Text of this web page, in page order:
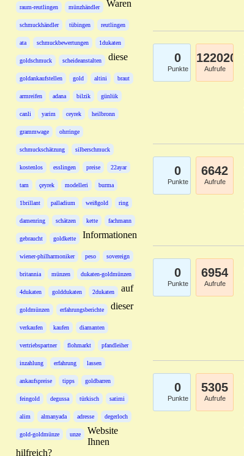
raum-reutlingen münzhändler
schmuckhändler tübingen reutlingen
ata schmuckbewertungen 1dukaten
goldschmuck scheideanstalten
goldankaufstellen gold altini braut
armreifen adana bilzik günlük
canli yarim ceyrek heilbronn
grammwage ohrringe
schmuckschätzung silberschmuck
kostenlos esslingen preise 22ayar
tam çeyrek modelleri burma
1brillant palladium weißgold ring
damenring schätzen kette fachmann
gebraucht goldkette
wiener-philharmoniker peso sovereign
britannia münzen dukaten-goldmünzen
4dukaten golddukaten 2dukaten
goldmünzen erfahrungsberichte
verkaufen kaufen diamanten
vertriebspartner flohmarkt pfandleiher
inzahlung erfahrung lassen
ankaufspreise tipps goldbarren
feingold degussa türkisch satimi
alim almanyada adresse degerloch
gold-goldmünze unze
Waren
diese
Informationen
auf
dieser
Website
Ihnen
hilfreich?
0
Punkte
122020
Aufrufe
0
Punkte
6642
Aufrufe
0
Punkte
6954
Aufrufe
0
Punkte
5305
Aufrufe